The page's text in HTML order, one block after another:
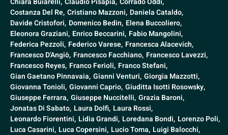
Costanza Del Re, Cristiano Mazzoni, Daniela Cataldo,
Davide Cristofori, Domenico Bedin, Elena Buccoliero,
Eleonora Graziani, Enrico Beccarini, Fabio Mangolini,
Federica Pezzoli, Federico Varese, Francesca Alacevich,
Francesco D'Angiò, Francesco Facchiano, Francesco Lavezzi,
Francesco Reyes, Franco Ferioli, Franco Stefani,
Gian Gaetano Pinnavaia, Gianni Venturi, Giorgia Mazzotti,
Giovanna Tonioli, Giovanni Caprio, Giuditta Isotti Rosowsky,
Giuseppe Ferrara, Giuseppe Nuccitelli, Grazia Baroni,
Jonatas Di Sabato, Laura Dolfi, Laura Rossi,
Leonardo Fiorentini, Lidia Grandi, Loredana Bondi, Lorenzo Poli,
Luca Casarini, Luca Copersini, Lucio Toma, Luigi Balocchi,